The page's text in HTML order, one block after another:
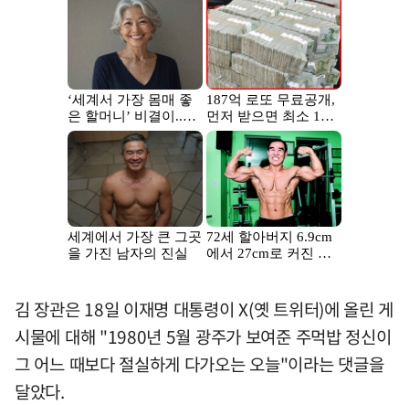
김 장관은 18일 이재명 대통령이 X(옛 트위터)에 올린 게
시물에 대해 "1980년 5월 광주가 보여준 주먹밥 정신이
그 어느 때보다 절실하게 다가오는 오늘"이라는 댓글을
달았다.